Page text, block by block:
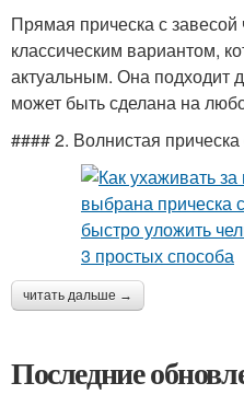
Прямая прическа с завесой
классическим вариантом,
актуальным. Она подходит
может быть сделана на
#### 2. Волнистая прическа
читать дальше →
Последние